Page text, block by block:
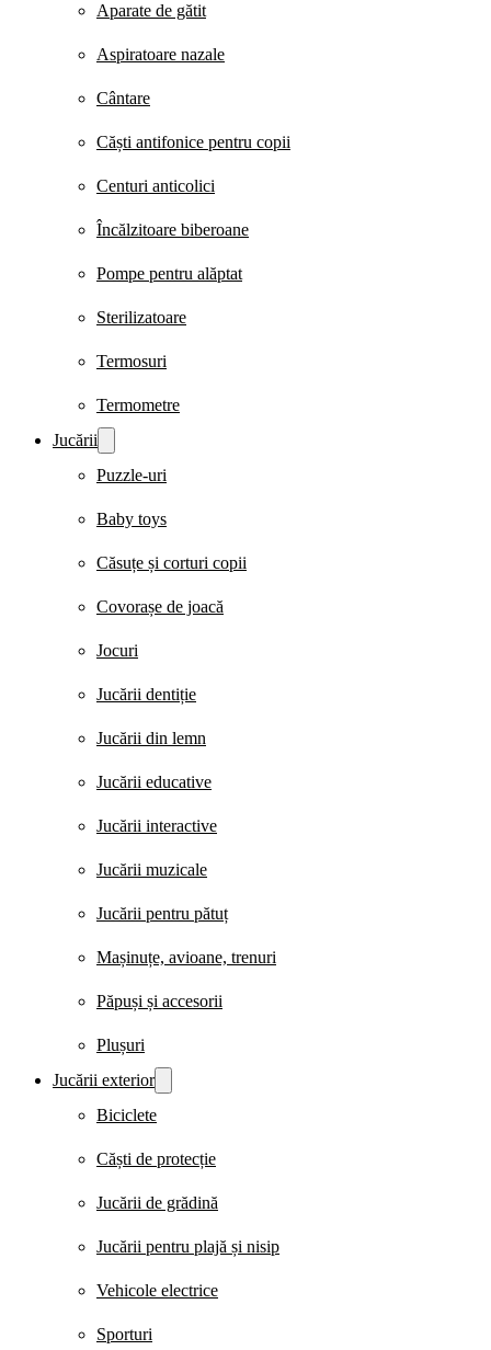
Aparate de gătit
Aspiratoare nazale
Cântare
Căști antifonice pentru copii
Centuri anticolici
Încălzitoare biberoane
Pompe pentru alăptat
Sterilizatoare
Termosuri
Termometre
Jucării
Puzzle-uri
Baby toys
Căsuțe și corturi copii
Covorașe de joacă
Jocuri
Jucării dentiție
Jucării din lemn
Jucării educative
Jucării interactive
Jucării muzicale
Jucării pentru pătuț
Mașinuțe, avioane, trenuri
Păpuși și accesorii
Plușuri
Jucării exterior
Biciclete
Căști de protecție
Jucării de grădină
Jucării pentru plajă și nisip
Vehicole electrice
Sporturi